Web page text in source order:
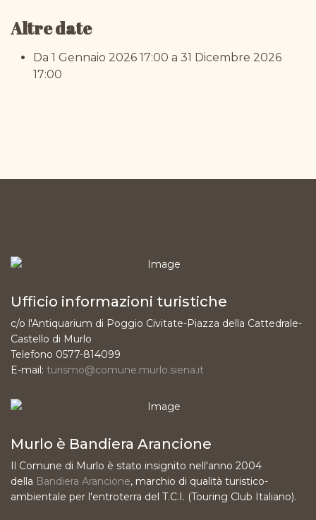
Altre date
Da 1 Gennaio 2026 17:00 a 31 Dicembre 2026
17:00
Ufficio informazioni turistiche
c/o l'Antiquarium di Poggio Civitate-Piazza della Cattedrale-
Castello di Murlo
Telefono 0577-814099
E-mail: turismo@comune.murlo.siena.it
Murlo è Bandiera Arancione
Il Comune di Murlo è stato insignito nell'anno 2004
della Bandiera Arancione, marchio di qualità turistico-
ambientale per l'entroterra del T.C.I. (Touring Club Italiano).